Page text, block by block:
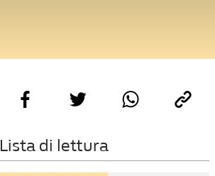
Lista di lettura